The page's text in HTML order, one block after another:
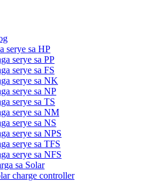
serye sa HP
serye sa PP
serye sa FS
serye sa NK
serye sa NP
serye sa TS
serye sa NM
serye sa NS
serye sa NPS
serye sa TFS
serye sa NFS
sa Solar
charge controller